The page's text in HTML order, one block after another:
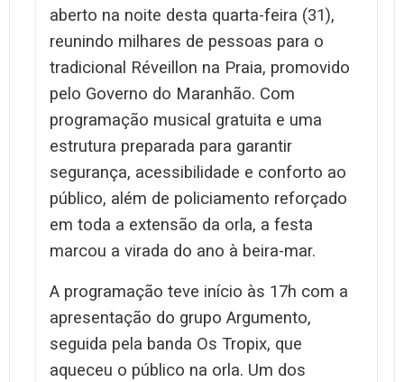
aberto na noite desta quarta-feira (31),
reunindo milhares de pessoas para o
tradicional Réveillon na Praia, promovido
pelo Governo do Maranhão. Com
programação musical gratuita e uma
estrutura preparada para garantir
segurança, acessibilidade e conforto ao
público, além de policiamento reforçado
em toda a extensão da orla, a festa
marcou a virada do ano à beira-mar.
A programação teve início às 17h com a
apresentação do grupo Argumento,
seguida pela banda Os Tropix, que
aqueceu o público na orla. Um dos